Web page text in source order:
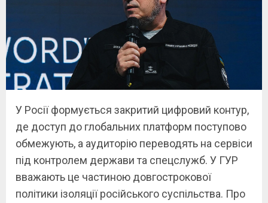
У Росії формується закритий цифровий контур,
де доступ до глобальних платформ поступово
обмежують, а аудиторію переводять на сервіси
під контролем держави та спецслужб. У ГУР
вважають це частиною довгострокової
політики ізоляції російського суспільства. Про